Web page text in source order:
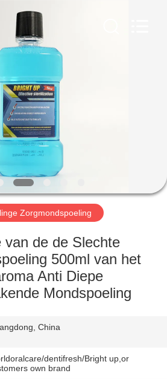
Zorgmondspoeling
van de de Slechte
500ml van het
Anti Diepe
Mondspoeling
China
dentifresh/Bright up,or
own brand